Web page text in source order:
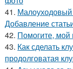
41. Малоуходовый
Добавление
42. Помогите, мой
43. Как сделать
продолговатая